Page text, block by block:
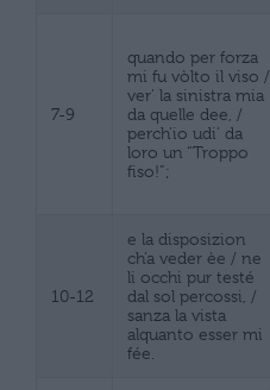
7-9
quando per forza
mi fu vòlto il viso /
ver’ la sinistra mia
da quelle dee, /
perch’io udi’ da
loro un “Troppo
fiso!”;
10-12
e la disposizion
ch’a veder èe / ne
li occhi pur testé
dal sol percossi, /
sanza la vista
alquanto esser mi
fée.